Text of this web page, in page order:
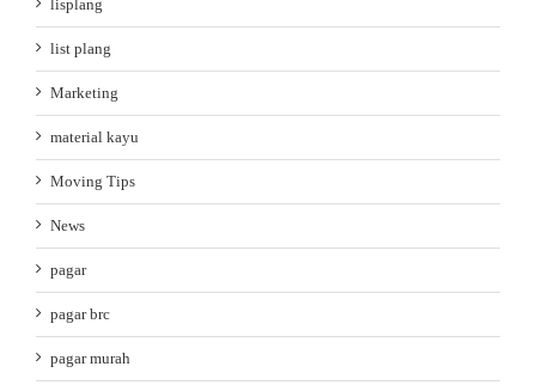
lisplang
list plang
Marketing
material kayu
Moving Tips
News
pagar
pagar brc
pagar murah